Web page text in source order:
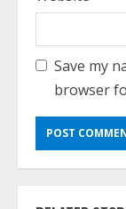
Save my
browser